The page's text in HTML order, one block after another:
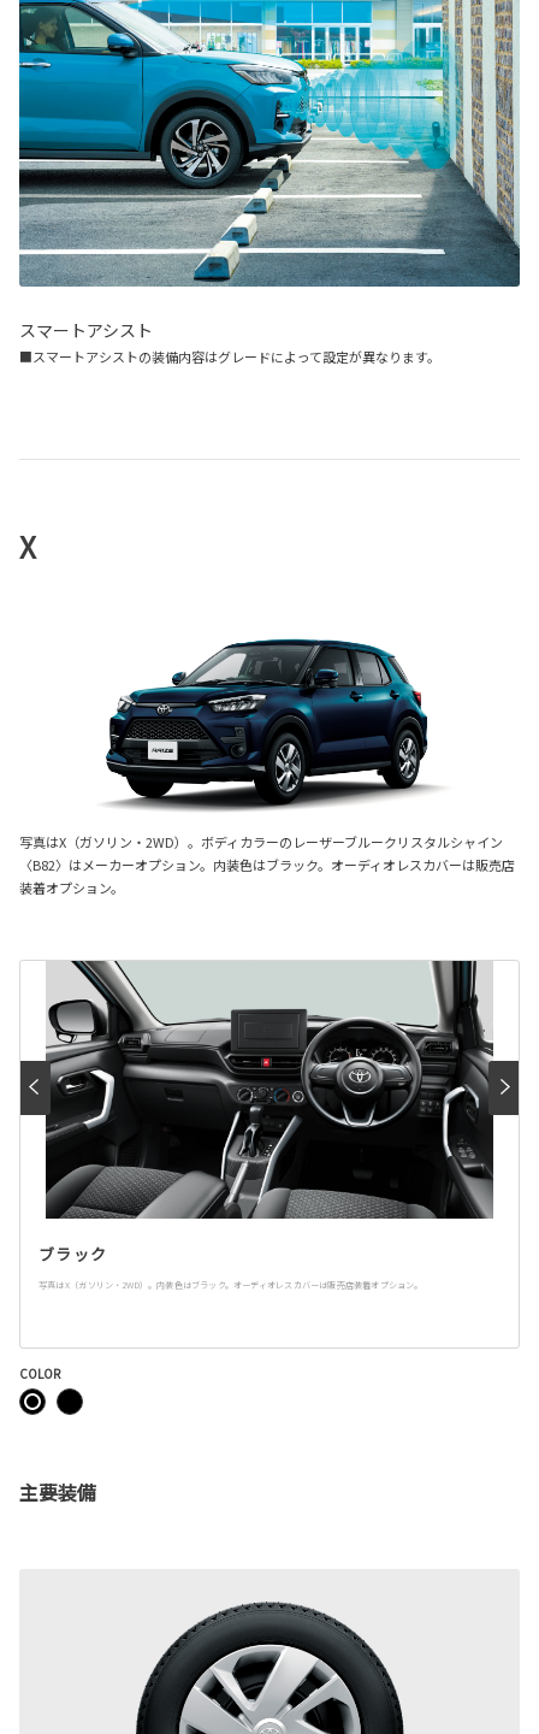
スマートアシスト
■スマートアシストの装備内容はグレードによって設定が異なります。
X
写真はX（ガソリン・2WD）。ボディカラーのレーザーブルークリスタルシャイン
〈B82〉はメーカーオプション。内装色はブラック。オーディオレスカバーは販売店
装着オプション。
ブラック
写真はX（ガソリン・2WD）。内装色はブラック。オーディオレスカバーは販売店装着オプション。
COLOR
主要装備